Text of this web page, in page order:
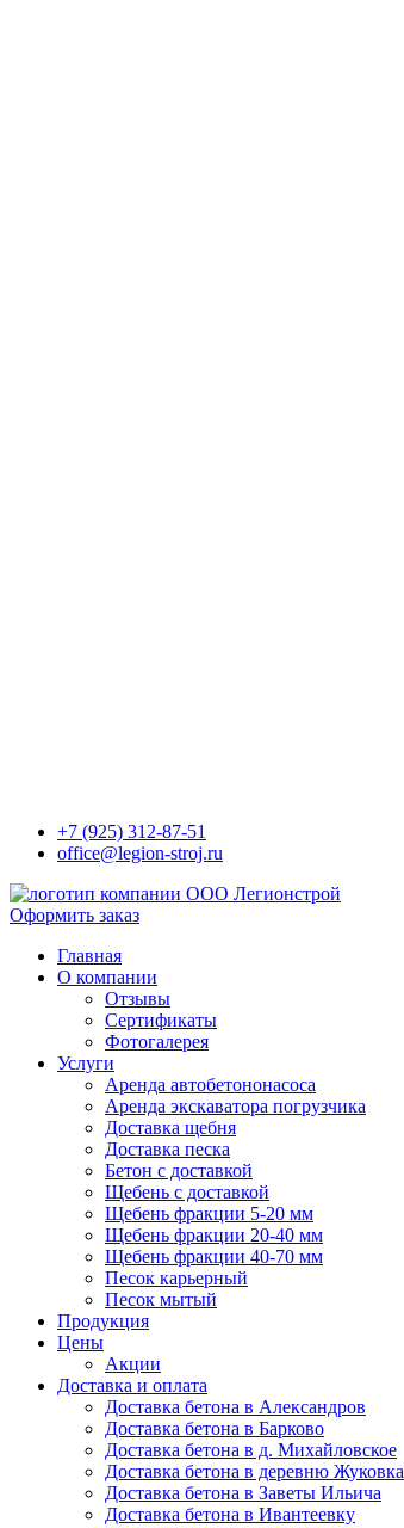
+7 (925) 312-87-51
office@legion-stroj.ru
Оформить заказ
Главная
О компании
Отзывы
Сертификаты
Фотогалерея
Услуги
Аренда автобетононасоса
Аренда экскаватора погрузчика
Доставка щебня
Доставка песка
Бетон с доставкой
Щебень с доставкой
Щебень фракции 5-20 мм
Щебень фракции 20-40 мм
Щебень фракции 40-70 мм
Песок карьерный
Песок мытый
Продукция
Цены
Акции
Доставка и оплата
Доставка бетона в Александров
Доставка бетона в Барково
Доставка бетона в д. Михайловское
Доставка бетона в деревню Жуковка
Доставка бетона в Заветы Ильича
Доставка бетона в Ивантеевку